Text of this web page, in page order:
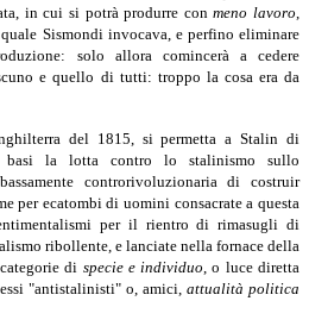
in cui si potrà produrre conmeno lavoro,
Sismondi invocava, e perfino eliminare
solo allora comincerà a cedere
e quello di tutti: troppo la cosa era da
del 1815, si permetta a Stalin di
basi la lotta contro lo stalinismo sullo
controrivoluzionaria di costruir
per ecatombi di uomini consacrate a questa
per il rientro di rimasugli di
ribollente, e lanciate nella fornace della
di specie e individuo, o luce diretta
"antistalinisti" o, amici, attualità politica